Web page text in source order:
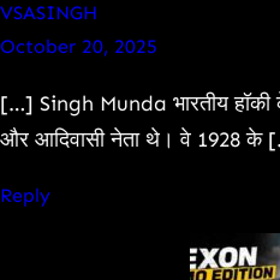
VSASINGH
October 20, 2025
[…] Singh Munda भारतीय
और आदिवासी नेता थे। वे 1928 के
Reply